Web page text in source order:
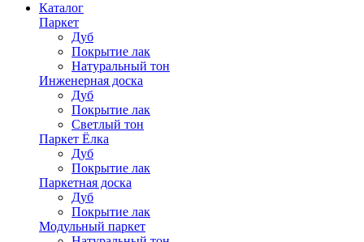
Каталог
Паркет
Дуб
Покрытие лак
Натуральный тон
Инженерная доска
Дуб
Покрытие лак
Светлый тон
Паркет Ёлка
Дуб
Покрытие лак
Паркетная доска
Дуб
Покрытие лак
Модульный паркет